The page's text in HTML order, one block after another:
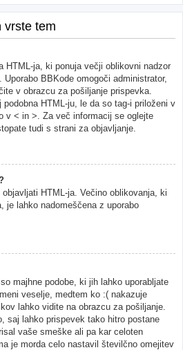
vrste tem
HTML-ja, ki ponuja večji oblikovni nadzor
BBKode omogoči administrator,
v obrazcu za pošiljanje prispevka.
HTML-ju, le da so tag-i priloženi v
v < in >. Za več informacij se oglejte
tudi s strani za objavljanje.
HTML-ja. Večino oblikovanja, ki
je lahko nadomeščena z uporabo
majhne podobe, ki jih lahko uporabljate
veselje, medtem ko :( nakazuje
lahko vidite na obrazcu za pošiljanje.
saj lahko prispevek tako hitro postane
vaše smeške ali pa kar celoten
je morda celo nastavil številčno omejitev